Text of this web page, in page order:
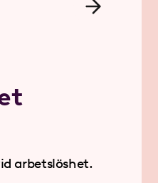
arbetslöshet.